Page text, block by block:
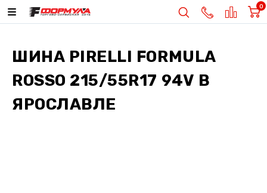
0
ШИНА PIRELLI FORMULA
ROSSO 215/55R17 94V В
ЯРОСЛАВЛЕ